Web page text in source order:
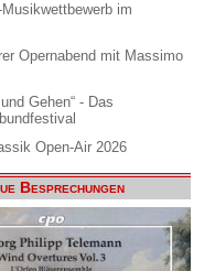
Musikwettbewerb im
Opernabend mit Massimo
Gehen“ - Das
Open-Air 2026
Besprechungen